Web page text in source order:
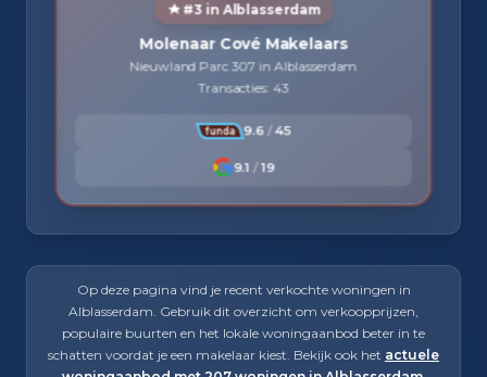
#3 in Alblasserdam
Molenaar Cové Makelaars
Nieuwland Parc 307 in Alblasserdam
Transacties: 43
9.6 / 45
9.1 /19
Op deze pagina vind je recent verkochte woningen in
Alblasserdam. Gebruik dit overzicht om verkoopprijzen,
populaire buurten en het lokale woningaanbod beter in te
schatten voordat je een makelaar kiest. Bekijk ook het actuele